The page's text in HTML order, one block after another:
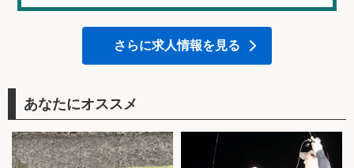
さらに求人情報を見る
あなたにオススメ